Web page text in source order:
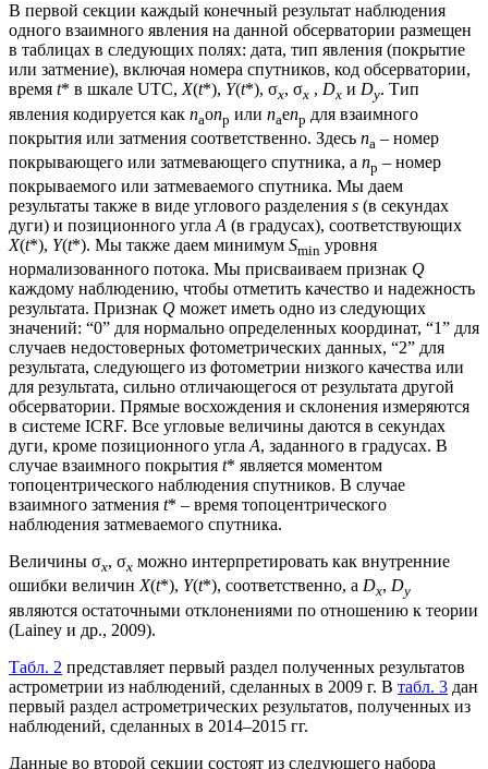
В первой секции каждый конечный результат наблюдения
одного взаимного явления на данной обсерватории размещен
в таблицах в следующих полях: дата, тип явления (покрытие
или затмение), включая номера спутников, код обсерватории,
время t* в шкале UTC, X(t*), Y(t*), σx, σx , Dx и Dy. Тип
явления кодируется как naonp или naenp для взаимного
покрытия или затмения соответственно. Здесь na – номер
покрывающего или затмевающего спутника, а np – номер
покрываемого или затмеваемого спутника. Мы даем
результаты также в виде углового разделения s (в секундах
дуги) и позиционного угла A (в градусах), соответствующих
X(t*), Y(t*). Мы также даем минимум Smin уровня
нормализованного потока. Мы присваиваем признак Q
каждому наблюдению, чтобы отметить качество и надежность
результата. Признак Q может иметь одно из следующих
значений: “0” для нормально определенных координат, “1” для
случаев недостоверных фотометрических данных, “2” для
результата, следующего из фотометрии низкого качества или
для результата, сильно отличающегося от результата другой
обсерватории. Прямые восхождения и склонения измеряются
в системе ICRF. Все угловые величины даются в секундах
дуги, кроме позиционного угла A, заданного в градусах. В
случае взаимного покрытия t* является моментом
топоцентрического наблюдения спутников. В случае
взаимного затмения t* – время топоцентрического
наблюдения затмеваемого спутника.
Величины σx, σx можно интерпретировать как внутренние
ошибки величинX(t*), Y(t*), соответственно, а Dx, Dy
являются остаточными отклонениями по отношению к теории
(Lainey и др., 2009).
Табл. 2 представляет первый раздел полученных результатов
астрометрии из наблюдений, сделанных в 2009 г. В табл. 3 дан
первый раздел астрометрических результатов, полученных из
наблюдений, сделанных в 2014–2015 гг.
Данные во второй секции состоят из следующего набора